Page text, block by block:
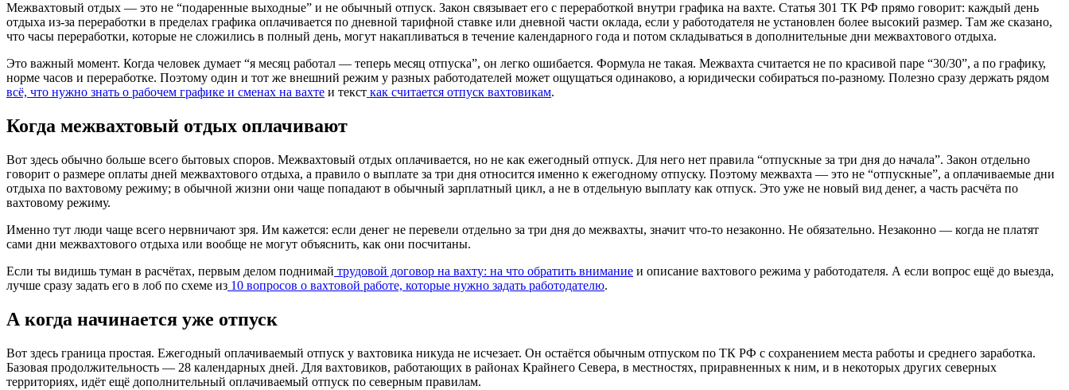
Межвахтовый отдых — это не “подаренные выходные” и не обычный отпуск. Закон связывает его с переработкой внутри графика на вахте. Статья 301 ТК РФ прямо говорит: каждый день
отдыха из-за переработки в пределах графика оплачивается по дневной тарифной ставке или дневной части оклада, если у работодателя не установлен более высокий размер. Там же сказано,
что часы переработки, которые не сложились в полный день, могут накапливаться в течение календарного года и потом складываться в дополнительные дни межвахтового отдыха.
Это важный момент. Когда человек думает “я месяц работал — теперь месяц отпуска”, он легко ошибается. Формула не такая. Межвахта считается не по красивой паре “30/30”, а по графику,
норме часов и переработке. Поэтому один и тот же внешний режим у разных работодателей может ощущаться одинаково, а юридически собираться по-разному. Полезно сразу держать рядом
всё, что нужно знать о рабочем графике и сменах на вахте и текст как считается отпуск вахтовикам.
Когда межвахтовый отдых оплачивают
Вот здесь обычно больше всего бытовых споров. Межвахтовый отдых оплачивается, но не как ежегодный отпуск. Для него нет правила “отпускные за три дня до начала”. Закон отдельно
говорит о размере оплаты дней межвахтового отдыха, а правило о выплате за три дня относится именно к ежегодному отпуску. Поэтому межвахта — это не “отпускные”, а оплачиваемые дни
отдыха по вахтовому режиму; в обычной жизни они чаще попадают в обычный зарплатный цикл, а не в отдельную выплату как отпуск. Это уже не новый вид денег, а часть расчёта по
вахтовому режиму.
Именно тут люди чаще всего нервничают зря. Им кажется: если денег не перевели отдельно за три дня до межвахты, значит что-то незаконно. Не обязательно. Незаконно — когда не платят
сами дни межвахтового отдыха или вообще не могут объяснить, как они посчитаны.
Если ты видишь туман в расчётах, первым делом поднимай трудовой договор на вахту: на что обратить внимание и описание вахтового режима у работодателя. А если вопрос ещё до выезда,
лучше сразу задать его в лоб по схеме из 10 вопросов о вахтовой работе, которые нужно задать работодателю.
А когда начинается уже отпуск
Вот здесь граница простая. Ежегодный оплачиваемый отпуск у вахтовика никуда не исчезает. Он остаётся обычным отпуском по ТК РФ с сохранением места работы и среднего заработка.
Базовая продолжительность — 28 календарных дней. Для вахтовиков, работающих в районах Крайнего Севера, в местностях, приравненных к ним, и в некоторых других северных
территориях, идёт ещё дополнительный оплачиваемый отпуск по северным правилам.